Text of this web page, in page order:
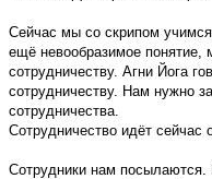
Сейчас мы со скрипом
ещё невообразимое понятие,
сотрудничеству. Агни Йога
сотрудничеству. Нам нужно
сотрудничества.
Сотрудничество идёт сейчас
Сотрудники нам посылаются.